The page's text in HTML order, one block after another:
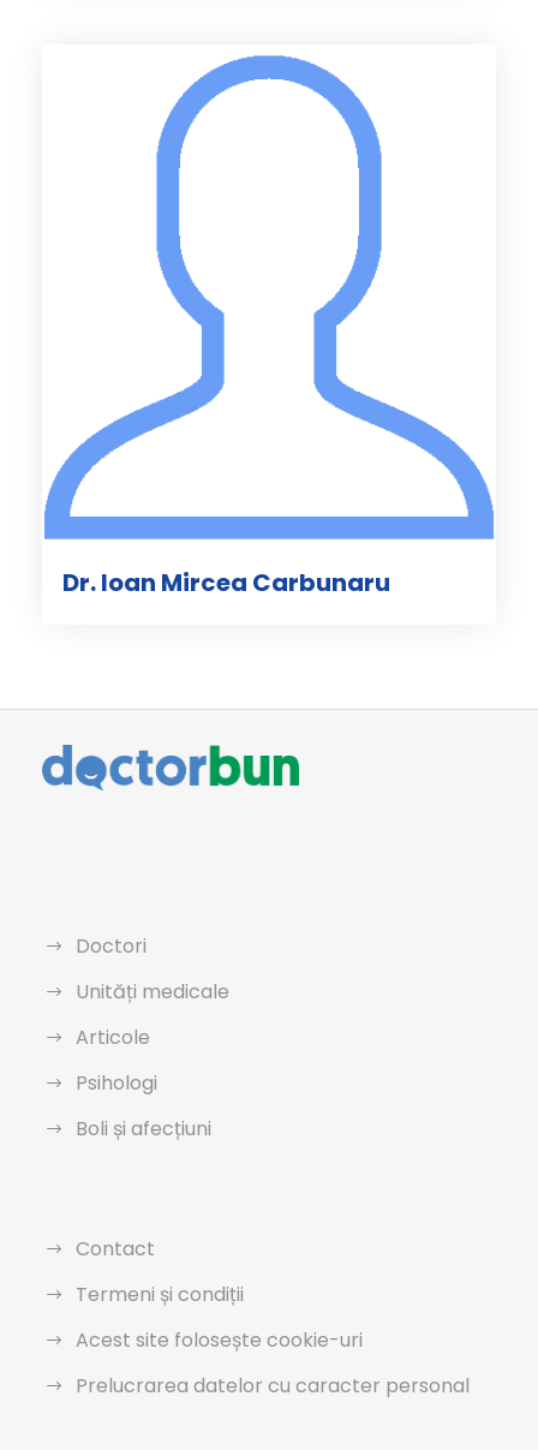
Dr. Ioan Mircea Carbunaru
Doctori
Unități medicale
Articole
Psihologi
Boli și afecțiuni
Contact
Termeni și condiții
Acest site folosește cookie-uri
Prelucrarea datelor cu caracter personal